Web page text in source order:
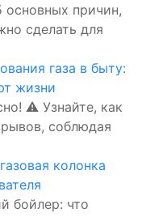
основных причин,
сделать для
газа в быту:
жизни
⚠️ Узнайте, как
соблюдая
колонка
бойлер: что